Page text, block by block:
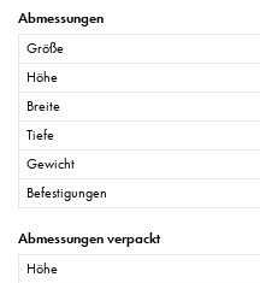
Abmessungen
Größe
Höhe
Breite
Tiefe
Gewicht
Befestigungen
Abmessungen verpackt
Höhe